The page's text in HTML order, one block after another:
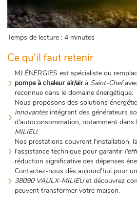
Temps de lecture : 4 minutes
Ce qu'il faut retenir
MJ ÉNERGIES est spécialiste du
pompe à chaleur air/airà Saint-Chef
reconnue dans le domaine énergétique.
Nous proposons des solutions
innovantesintégrant des générateurs
d'autoconsommation, notamment dans
MILIEU.
Nos prestations couvrent l'installation,
l'assistance technique pour garantir
réduction significative des dépenses
Contactez-nous dès aujourd'hui pour
38090 VAULX-MILIEUet découvrez
peuvent transformer votre maison.